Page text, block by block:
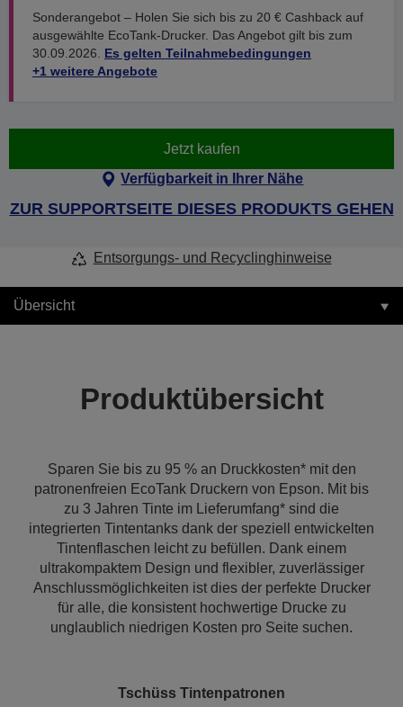
Sonderangebot – Holen Sie sich bis zu 20 € Cashback auf
ausgewählte EcoTank-Drucker. Das Angebot gilt bis zum
30.09.2026. Es gelten Teilnahmebedingungen
+1 weitere Angebote
Jetzt kaufen
Verfügbarkeit in Ihrer Nähe
ZUR SUPPORTSEITE DIESES PRODUKTS GEHEN
Entsorgungs- und Recyclinghinweise
Übersicht
Produktübersicht
Sparen Sie bis zu 95 % an Druckkosten* mit den
patronenfreien EcoTank Druckern von Epson. Mit bis
zu 3 Jahren Tinte im Lieferumfang* sind die
integrierten Tintentanks dank der speziell entwickelten
Tintenflaschen leicht zu befüllen. Dank einem
ultrakompaktem Design und flexibler, zuverlässiger
Anschlussmöglichkeiten ist dies der perfekte Drucker
für alle, die konsistent hochwertige Drucke zu
unglaublich niedrigen Kosten pro Seite suchen.
Tschüss Tintenpatronen